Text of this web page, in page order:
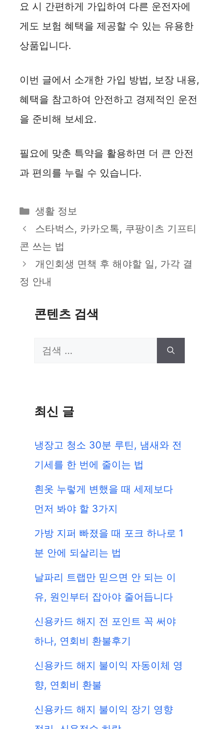
요 시 간편하게 가입하여 다른 운전자에
게도 보험 혜택을 제공할 수 있는 유용한
상품입니다.
이번 글에서 소개한 가입 방법, 보장 내용,
혜택을 참고하여 안전하고 경제적인 운전
을 준비해 보세요.
필요에 맞춘 특약을 활용하면 더 큰 안전
과 편의를 누릴 수 있습니다.
카
테
리
생활 정보
스타벅스, 카카오톡, 쿠팡이츠 기프티
콘 쓰는 법
개인회생 면책 후 해야할 일, 가각 결
정 안내
콘텐츠 검색
검
최신 글
냉장고 청소 30분 루틴, 냄새와 전
기세를 한 번에 줄이는 법
흰옷 누렇게 변했을 때 세제보다
먼저 봐야 할 3가지
가방 지퍼 빠졌을 때 포크 하나로 1
분 안에 되살리는 법
날파리 트랩만 믿으면 안 되는 이
유, 원인부터 잡아야 줄어듭니다
신용카드 해지 전 포인트 꼭 써야
하나, 연회비 환불후기
신용카드 해지 불이익 자동이체 영
향, 연회비 환불
신용카드 해지 불이익 장기 영향